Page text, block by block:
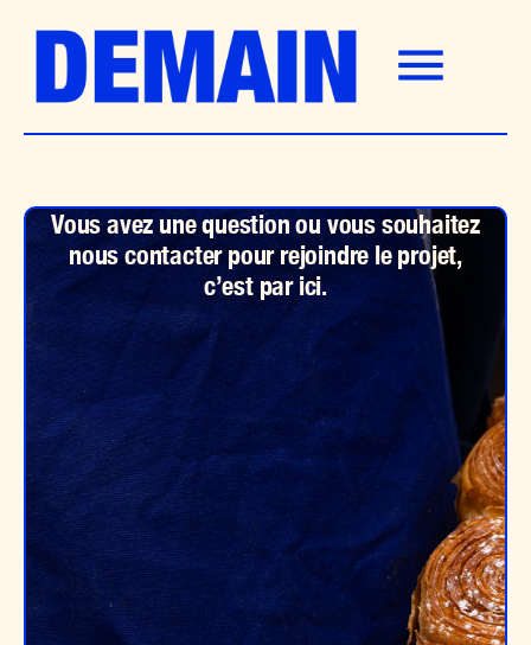
contenu
Vous avez une question ou vous souhaitez
nous contacter pour rejoindre le projet,
c’est par ici.